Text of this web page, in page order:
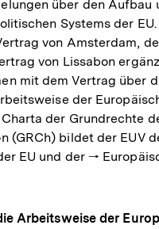
über den Aufbau
Systems der EU.
von Amsterdam,
von Lissabon
mit dem Vertrag über
der
der Grundrechte
(GRCh) bildet der EUV
EU und der 🠒
Arbeitsweise der